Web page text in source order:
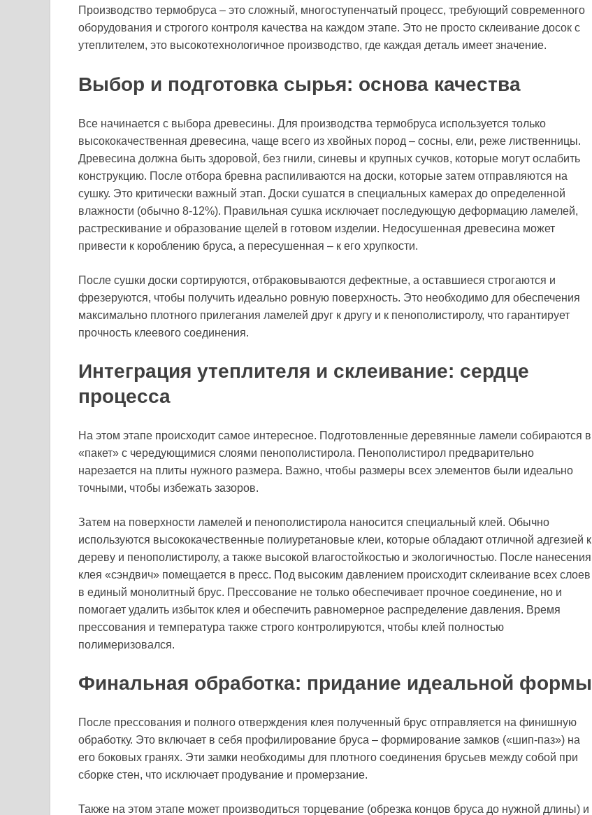
Производство термобруса – это сложный, многоступенчатый процесс, требующий современного
оборудования и строгого контроля качества на каждом этапе. Это не просто склеивание досок с
утеплителем, это высокотехнологичное производство, где каждая деталь имеет значение.
Выбор и подготовка сырья: основа качества
Все начинается с выбора древесины. Для производства термобруса используется только
высококачественная древесина, чаще всего из хвойных пород – сосны, ели, реже лиственницы.
Древесина должна быть здоровой, без гнили, синевы и крупных сучков, которые могут ослабить
конструкцию. После отбора бревна распиливаются на доски, которые затем отправляются на
сушку. Это критически важный этап. Доски сушатся в специальных камерах до определенной
влажности (обычно 8-12%). Правильная сушка исключает последующую деформацию ламелей,
растрескивание и образование щелей в готовом изделии. Недосушенная древесина может
привести к короблению бруса, а пересушенная – к его хрупкости.
После сушки доски сортируются, отбраковываются дефектные, а оставшиеся строгаются и
фрезеруются, чтобы получить идеально ровную поверхность. Это необходимо для обеспечения
максимально плотного прилегания ламелей друг к другу и к пенополистиролу, что гарантирует
прочность клеевого соединения.
Интеграция утеплителя и склеивание: сердце
процесса
На этом этапе происходит самое интересное. Подготовленные деревянные ламели собираются в
«пакет» с чередующимися слоями пенополистирола. Пенополистирол предварительно
нарезается на плиты нужного размера. Важно, чтобы размеры всех элементов были идеально
точными, чтобы избежать зазоров.
Затем на поверхности ламелей и пенополистирола наносится специальный клей. Обычно
используются высококачественные полиуретановые клеи, которые обладают отличной адгезией к
дереву и пенополистиролу, а также высокой влагостойкостью и экологичностью. После нанесения
клея «сэндвич» помещается в пресс. Под высоким давлением происходит склеивание всех слоев
в единый монолитный брус. Прессование не только обеспечивает прочное соединение, но и
помогает удалить избыток клея и обеспечить равномерное распределение давления. Время
прессования и температура также строго контролируются, чтобы клей полностью
полимеризовался.
Финальная обработка: придание идеальной формы
После прессования и полного отверждения клея полученный брус отправляется на финишную
обработку. Это включает в себя профилирование бруса – формирование замков («шип-паз») на
его боковых гранях. Эти замки необходимы для плотного соединения брусьев между собой при
сборке стен, что исключает продувание и промерзание.
Также на этом этапе может производиться торцевание (обрезка концов бруса до нужной длины) и